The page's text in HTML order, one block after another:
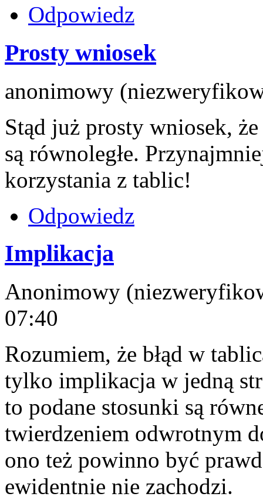
Odpowiedz
Prosty wniosek
anonimowy
Stąd już prosty wniosek,
są równoległe.
korzystania z tablic!
Odpowiedz
Implikacja
Anonimowy
07:40
Rozumiem, że błąd w
tylko implikacja w jedną
to podane stosunki są
twierdzeniem odwrotnym
ono też powinno być
ewidentnie nie zachodzi.